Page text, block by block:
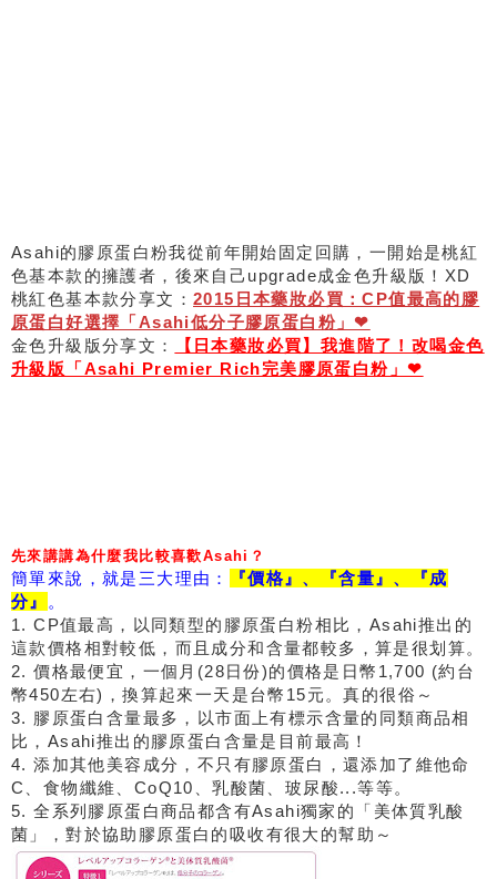
Asahi的膠原蛋白粉我從前年開始固定回購，一開始是桃紅
色基本款的擁護者，後來自己upgrade成金色升級版！XD
桃紅色基本款分享文： 2015日本藥妝必買：CP值最高的膠
原蛋白好選擇「Asahi低分子膠原蛋白粉」❤
金色升級版分享文：
【日本藥妝必買】我進階了！改喝金色
升級版「Asahi Premier Rich完美膠原蛋白粉」❤
先來講講為什麼我比較喜歡Asahi？
簡單來說，就是三大理由：
『價格』、『含量』、『成
分』
。
1. CP值最高，以同類型的膠原蛋白粉相比，Asahi推出的
這款價格相對較低，而且成分和含量都較多，算是很划算。
2. 價格最便宜，一個月(28日份)的價格是日幣1,700 (約台
幣450左右)，換算起來一天是台幣15元。真的很俗～
3. 膠原蛋白含量最多，以市面上有標示含量的同類商品相
比，Asahi推出的膠原蛋白含量是目前最高！
4. 添加其他美容成分，不只有膠原蛋白，還添加了維他命
C、食物纖維、CoQ10、乳酸菌、玻尿酸...等等。
5. 全系列膠原蛋白商品都含有Asahi獨家的「美体質乳酸
菌」，對於協助膠原蛋白的吸收有很大的幫助～